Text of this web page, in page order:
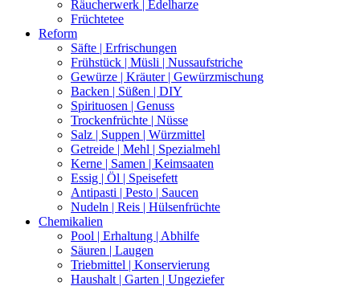
Räucherwerk | Edelharze
Früchtetee
Reform
Säfte | Erfrischungen
Frühstück | Müsli | Nussaufstriche
Gewürze | Kräuter | Gewürzmischung
Backen | Süßen | DIY
Spirituosen | Genuss
Trockenfrüchte | Nüsse
Salz | Suppen | Würzmittel
Getreide | Mehl | Spezialmehl
Kerne | Samen | Keimsaaten
Essig | Öl | Speisefett
Antipasti | Pesto | Saucen
Nudeln | Reis | Hülsenfrüchte
Chemikalien
Pool | Erhaltung | Abhilfe
Säuren | Laugen
Triebmittel | Konservierung
Haushalt | Garten | Ungeziefer